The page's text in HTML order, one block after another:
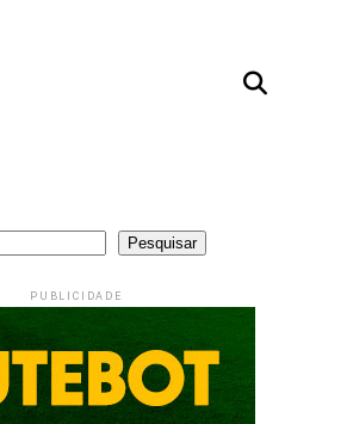
Pesquisar
PUBLICIDADE